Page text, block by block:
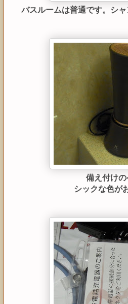
バスルームは普通です。シ
備え付け
シックな色が